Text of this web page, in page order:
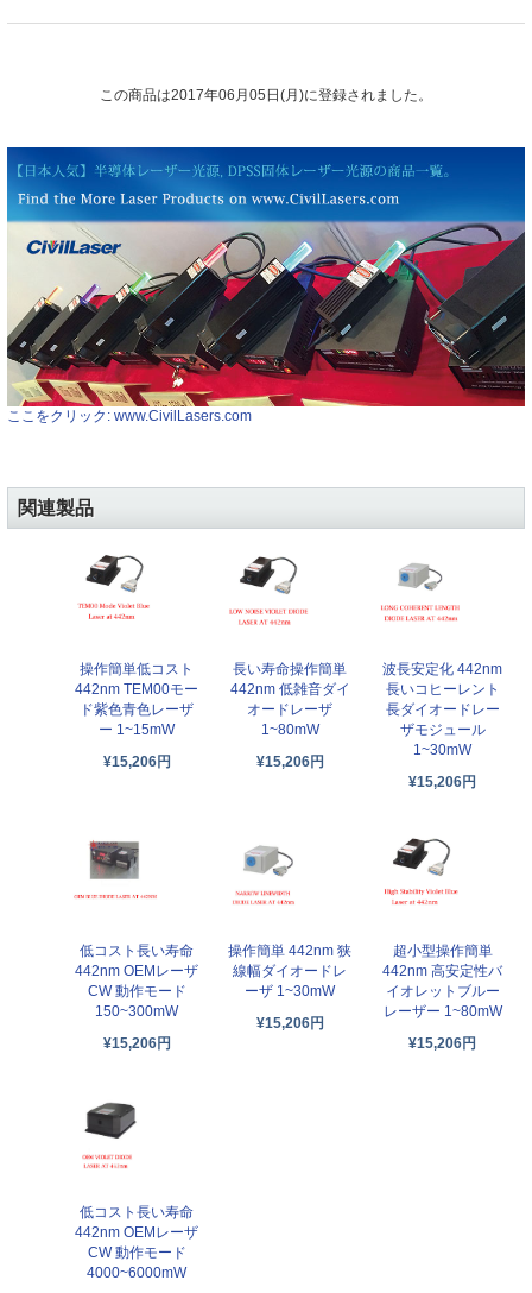
この商品は2017年06月05日(月)に登録されました。
ここをクリック: www.CivilLasers.com
関連製品
操作簡単低コスト
442nm TEM00モー
ド紫色青色レーザ
ー 1~15mW
¥15,206円
長い寿命操作簡単
442nm 低雑音ダイ
オードレーザ
1~80mW
¥15,206円
波長安定化 442nm
長いコヒーレント
長ダイオードレー
ザモジュール
1~30mW
¥15,206円
低コスト長い寿命
442nm OEMレーザ
CW 動作モード
150~300mW
¥15,206円
操作簡単 442nm 狭
線幅ダイオードレ
ーザ 1~30mW
¥15,206円
超小型操作簡単
442nm 高安定性バ
イオレットブルー
レーザー 1~80mW
¥15,206円
低コスト長い寿命
442nm OEMレーザ
CW 動作モード
4000~6000mW